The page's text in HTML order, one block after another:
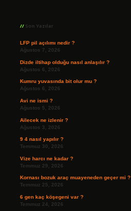
Son Yazılar
LFP pil açılımı nedir ?
Ağustos 7, 2026
Dizde iltihap olduğu nasıl anlaşılır ?
Ağustos 6, 2026
Kumru yuvasında bit olur mu ?
Ağustos 6, 2026
Avi ne ismi ?
Ağustos 5, 2026
Ailecek ne izlenir ?
Ağustos 3, 2026
9 4 nasıl yapılır ?
Temmuz 30, 2026
Vize harcı ne kadar ?
Temmuz 29, 2026
Kornası bozuk araç muayeneden geçer mi ?
Temmuz 25, 2026
6 gen kaç köşegeni var ?
Temmuz 24, 2026